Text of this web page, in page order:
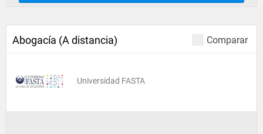
Comparar
Abogacía (A distancia)
Universidad FASTA